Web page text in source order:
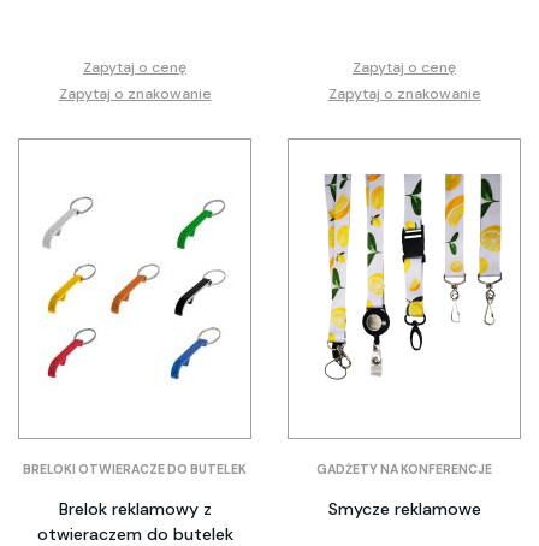
Zapytaj o cenę
Zapytaj o znakowanie
Zapytaj o cenę
Zapytaj o znakowanie
BRELOKI OTWIERACZE DO BUTELEK
Brelok reklamowy z
otwieraczem do butelek
GADŻETY NA KONFERENCJE
Smycze reklamowe